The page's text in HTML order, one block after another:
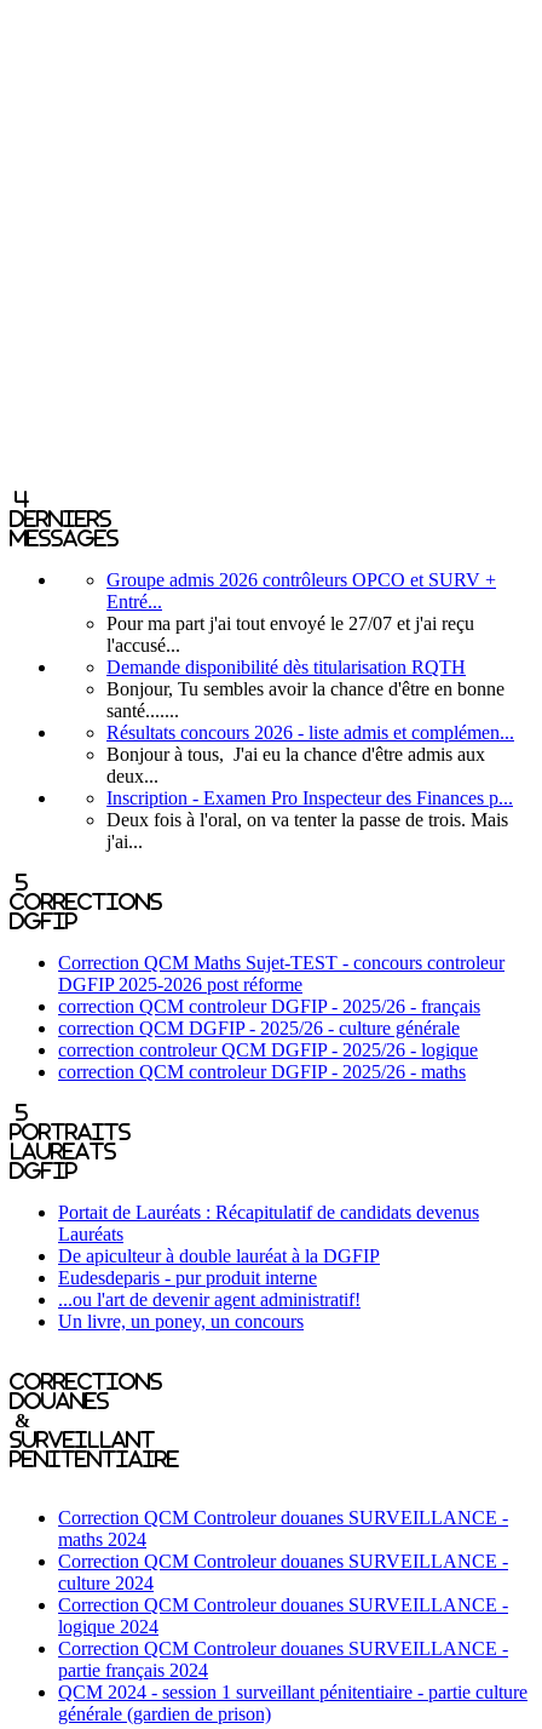
4
derniers
messages
Groupe admis 2026 contrôleurs OPCO et SURV +
Entré...
Pour ma part j'ai tout envoyé le 27/07 et j'ai reçu
l'accusé...
Demande disponibilité dès titularisation RQTH
Bonjour, Tu sembles avoir la chance d'être en bonne
santé.......
Résultats concours 2026 - liste admis et complémen...
Bonjour à tous, J'ai eu la chance d'être admis aux
deux...
Inscription - Examen Pro Inspecteur des Finances p...
Deux fois à l'oral, on va tenter la passe de trois. Mais
j'ai...
5
corrections
DGFIP
Correction QCM Maths Sujet-TEST - concours controleur
DGFIP 2025-2026 post réforme
correction QCM controleur DGFIP - 2025/26 - français
correction QCM DGFIP - 2025/26 - culture générale
correction controleur QCM DGFIP - 2025/26 - logique
correction QCM controleur DGFIP - 2025/26 - maths
5
portraits
laureats
DGFIP
Portait de Lauréats : Récapitulatif de candidats devenus
Lauréats
De apiculteur à double lauréat à la DGFIP
Eudesdeparis - pur produit interne
...ou l'art de devenir agent administratif!
Un livre, un poney, un concours
Corrections
Douanes
&
Surveillant
penitentiaire
Correction QCM Controleur douanes SURVEILLANCE -
maths 2024
Correction QCM Controleur douanes SURVEILLANCE -
culture 2024
Correction QCM Controleur douanes SURVEILLANCE -
logique 2024
Correction QCM Controleur douanes SURVEILLANCE -
partie français 2024
QCM 2024 - session 1 surveillant pénitentiaire - partie culture
générale (gardien de prison)